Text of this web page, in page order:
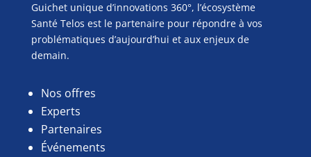
Guichet unique d’innovations 360°, l’écosystème
Santé Telos est le partenaire pour répondre à vos
problématiques d’aujourd’hui et aux enjeux de
demain.
Nos offres
Experts
Partenaires
Événements